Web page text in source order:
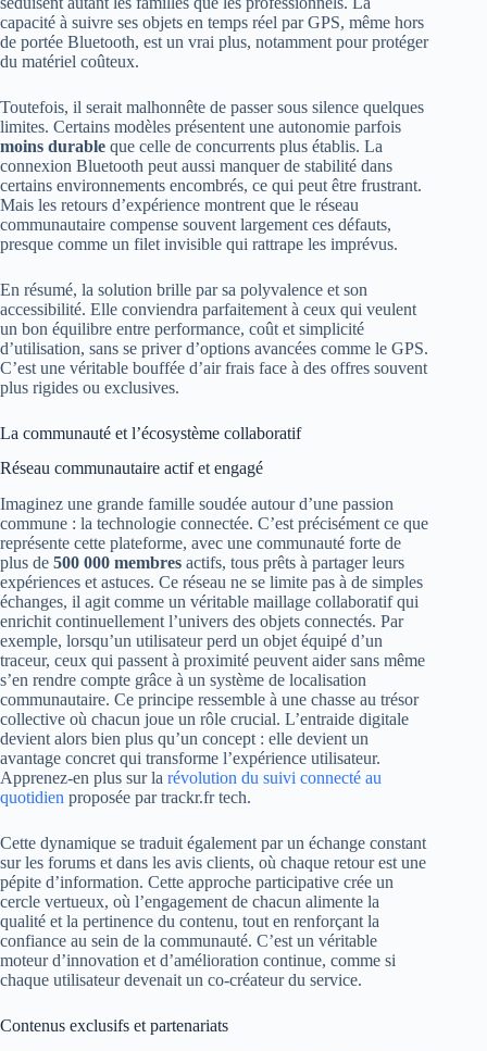
capacité à suivre ses objets en temps réel par GPS, même hors
de portée Bluetooth, est un vrai plus, notamment pour protéger
du matériel coûteux.
Toutefois, il serait malhonnête de passer sous silence quelques
limites. Certains modèles présentent une autonomie parfois
moins durable que celle de concurrents plus établis. La
connexion Bluetooth peut aussi manquer de stabilité dans
certains environnements encombrés, ce qui peut être frustrant.
Mais les retours d’expérience montrent que le réseau
communautaire compense souvent largement ces défauts,
presque comme un filet invisible qui rattrape les imprévus.
En résumé, la solution brille par sa polyvalence et son
accessibilité. Elle conviendra parfaitement à ceux qui veulent
un bon équilibre entre performance, coût et simplicité
d’utilisation, sans se priver d’options avancées comme le GPS.
C’est une véritable bouffée d’air frais face à des offres souvent
plus rigides ou exclusives.
La communauté et l’écosystème collaboratif
Réseau communautaire actif et engagé
Imaginez une grande famille soudée autour d’une passion
commune : la technologie connectée. C’est précisément ce que
représente cette plateforme, avec une communauté forte de
plus de 500 000 membres actifs, tous prêts à partager leurs
expériences et astuces. Ce réseau ne se limite pas à de simples
échanges, il agit comme un véritable maillage collaboratif qui
enrichit continuellement l’univers des objets connectés. Par
exemple, lorsqu’un utilisateur perd un objet équipé d’un
traceur, ceux qui passent à proximité peuvent aider sans même
s’en rendre compte grâce à un système de localisation
communautaire. Ce principe ressemble à une chasse au trésor
collective où chacun joue un rôle crucial. L’entraide digitale
devient alors bien plus qu’un concept : elle devient un
avantage concret qui transforme l’expérience utilisateur.
Apprenez-en plus sur la révolution du suivi connecté au
quotidien proposée par trackr.fr tech.
Cette dynamique se traduit également par un échange constant
sur les forums et dans les avis clients, où chaque retour est une
pépite d’information. Cette approche participative crée un
cercle vertueux, où l’engagement de chacun alimente la
qualité et la pertinence du contenu, tout en renforçant la
confiance au sein de la communauté. C’est un véritable
moteur d’innovation et d’amélioration continue, comme si
chaque utilisateur devenait un co-créateur du service.
Contenus exclusifs et partenariats